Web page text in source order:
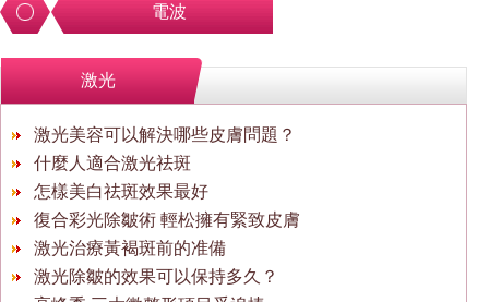
電波
激光
激光美容可以解決哪些皮膚問題？
什麼人適合激光祛斑
怎樣美白祛斑效果最好
復合彩光除皺術 輕松擁有緊致皮膚
激光治療黃褐斑前的准備
激光除皺的效果可以保持多久？